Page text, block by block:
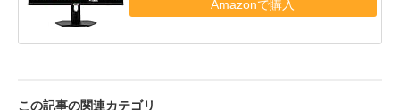
Amazonで購入
この記事の関連カテゴリ